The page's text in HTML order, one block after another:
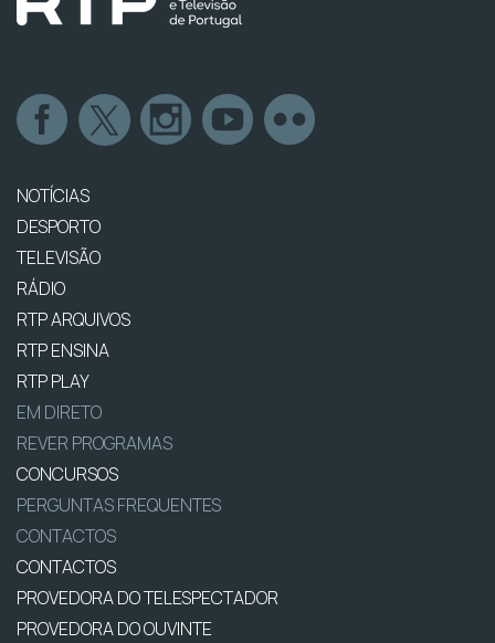
NOTÍCIAS
DESPORTO
TELEVISÃO
RÁDIO
RTP ARQUIVOS
RTP ENSINA
RTP PLAY
EM DIRETO
REVER PROGRAMAS
CONCURSOS
PERGUNTAS FREQUENTES
CONTACTOS
CONTACTOS
PROVEDORA DO TELESPECTADOR
PROVEDORA DO OUVINTE